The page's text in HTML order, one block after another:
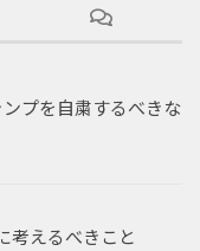
プを自粛するべきな
考えるべきこと